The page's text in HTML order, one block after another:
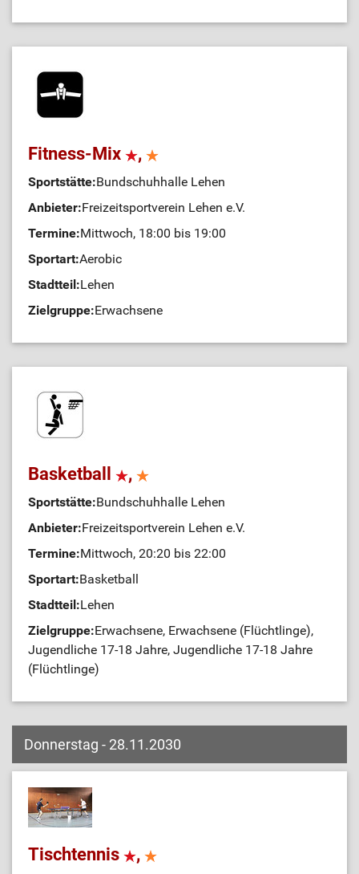
Fitness-Mix ,
Sportstätte:Bundschuhhalle Lehen
Anbieter:Freizeitsportverein Lehen e.V.
Termine:Mittwoch, 18:00 bis 19:00
Sportart:Aerobic
Stadtteil:Lehen
Zielgruppe:Erwachsene
Basketball ,
Sportstätte:Bundschuhhalle Lehen
Anbieter:Freizeitsportverein Lehen e.V.
Termine:Mittwoch, 20:20 bis 22:00
Sportart:Basketball
Stadtteil:Lehen
Zielgruppe:Erwachsene, Erwachsene (Flüchtlinge),
Jugendliche 17-18 Jahre, Jugendliche 17-18 Jahre
(Flüchtlinge)
Donnerstag - 28.11.2030
Tischtennis ,